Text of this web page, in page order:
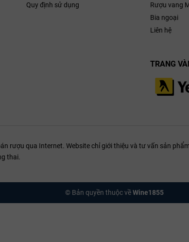
Quy định sử dụng
Rượu vang
Bia ngoại
Liên hệ
TRANG
rượu qua Internet. Website chỉ giới thiệu và tư vấn sản
thai.
© Bản quyền thuộc vềWine1855